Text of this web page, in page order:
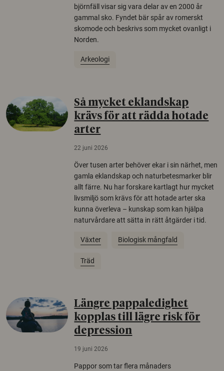
björnfäll visar sig vara delar av en 2000 år
gammal sko. Fyndet bär spår av romerskt
skomode och beskrivs som mycket ovanligt i
Norden.
Arkeologi
Så mycket eklandskap
krävs för att rädda hotade
arter
22 juni 2026
Över tusen arter behöver ekar i sin närhet, men
gamla eklandskap och naturbetesmarker blir
allt färre. Nu har forskare kartlagt hur mycket
livsmiljö som krävs för att hotade arter ska
kunna överleva – kunskap som kan hjälpa
naturvårdare att sätta in rätt åtgärder i tid.
Växter Biologisk mångfald
Träd
Längre pappaledighet
kopplas till lägre risk för
depression
19 juni 2026
Pappor som tar flera månaders